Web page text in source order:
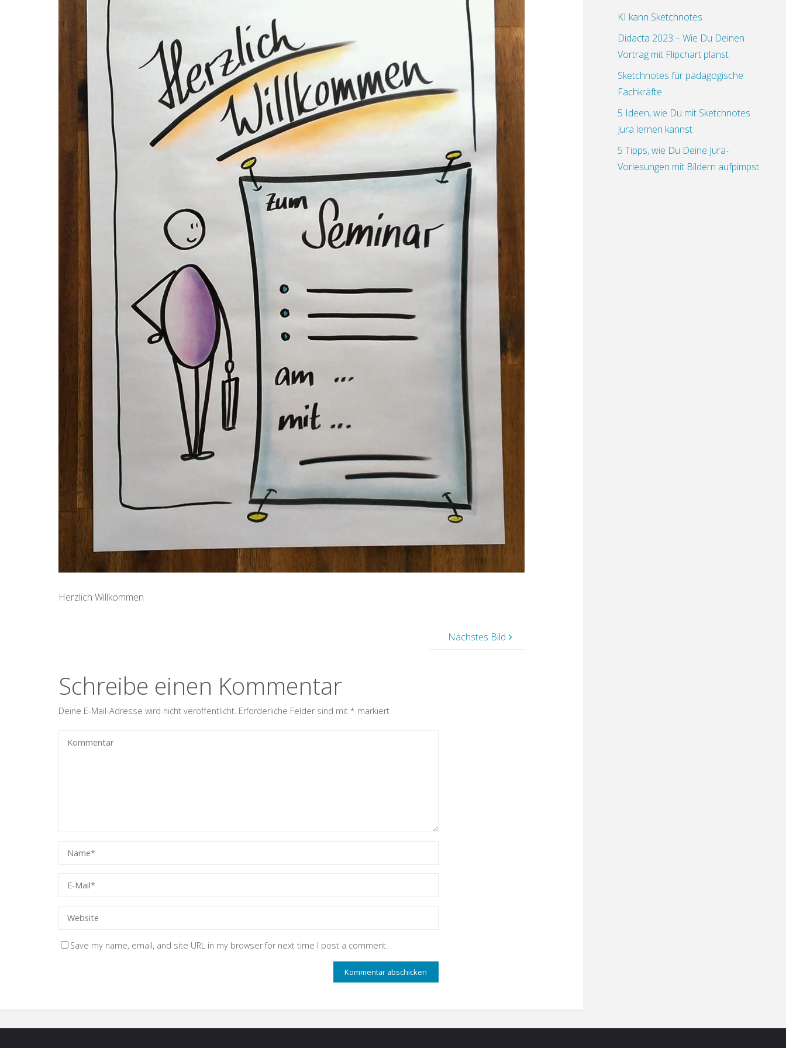
Herzlich Willkommen
Nächstes Bild
Schreibe einen Kommentar
Deine E-Mail-Adresse wird nicht veröffentlicht. Erforderliche Felder sind mit * markiert
Save my name, email, and site URL in my browser for next time I post a comment.
KI kann Sketchnotes
Didacta 2023 – Wie Du Deinen
Vortrag mit Flipchart planst
Sketchnotes für pädagogische
Fachkräfte
5 Ideen, wie Du mit Sketchnotes
Jura lernen kannst
5 Tipps, wie Du Deine Jura-
Vorlesungen mit Bildern aufpimpst